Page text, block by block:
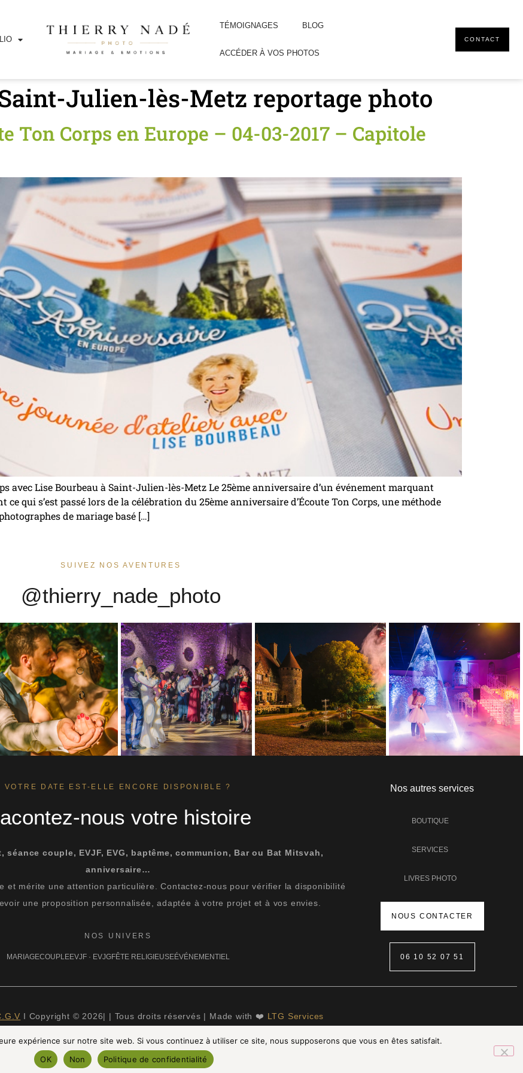
TÉMOIGNAGES BLOG
ACCÉDER À VOS PHOTOS
CONTACT
Julien-lès-Metz reportage photo
Ton Corps en Europe – 04-03-2017 – Capitole
avec Lise Bourbeau à Saint-Julien-lès-Metz Le 25ème anniversaire d’un événement marquant
ce qui s’est passé lors de la célébration du 25ème anniversaire d’Écoute Ton Corps, une méthode
de mariage basé […]
SUIVEZ NOS AVENTURES
@thierry_nade_photo
VOTRE DATE EST-ELLE ENCORE DISPONIBLE ?
nous votre histoire
séance couple, EVJF, EVG, baptême, communion, Bar ou Bat Mitsvah,
anniversaire…
et mérite une attention particulière. Contactez-nous pour vérifier la disponibilité
une proposition personnalisée, adaptée à votre projet et à vos envies.
NOS UNIVERS
MARIAGECOUPLEEVJF · EVJGFÊTE RELIGIEUSEÉVÉNEMENTIEL
Nos autres services
BOUTIQUE
SERVICES
LIVRES PHOTO
NOUS CONTACTER
06 10 52 07 51
I Copyright © 2026| | Tous droits réservés | Made with ❤️ LTG Services
FACEBOOK PINTEREST LINKEDIN
expérience sur notre site web. Si vous continuez à utiliser ce site, nous supposerons que vous en êtes satisfait.
OK
Non Politique de confidentialité